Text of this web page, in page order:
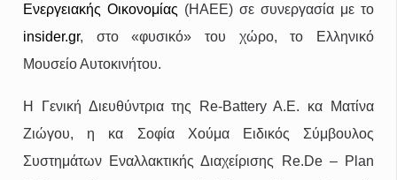
Ενεργειακής Οικονομίας (ΗΑΕΕ) σε συνεργασία με το
insider.gr, στο «φυσικό» του χώρο, το Ελληνικό
Μουσείο Αυτοκινήτου.
Η Γενική Διευθύντρια της Re-Battery A.E. κα Ματίνα
Ζιώγου, η κα Σοφία Χούμα Ειδικός Σύμβουλος
Συστημάτων Εναλλακτικής Διαχείρισης Re.De – Plan